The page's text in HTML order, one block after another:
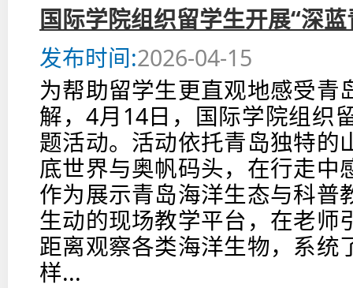
国际学院组织留学生开展“深
发布时间:2026-04-15
为帮助留学生更直观地感受
解，4月14日，国际学院组织
题活动。活动依托青岛独特的
底世界与奥帆码头，在行走中
作为展示青岛海洋生态与科普
生动的现场教学平台，在老师
距离观察各类海洋生物，系统
样...